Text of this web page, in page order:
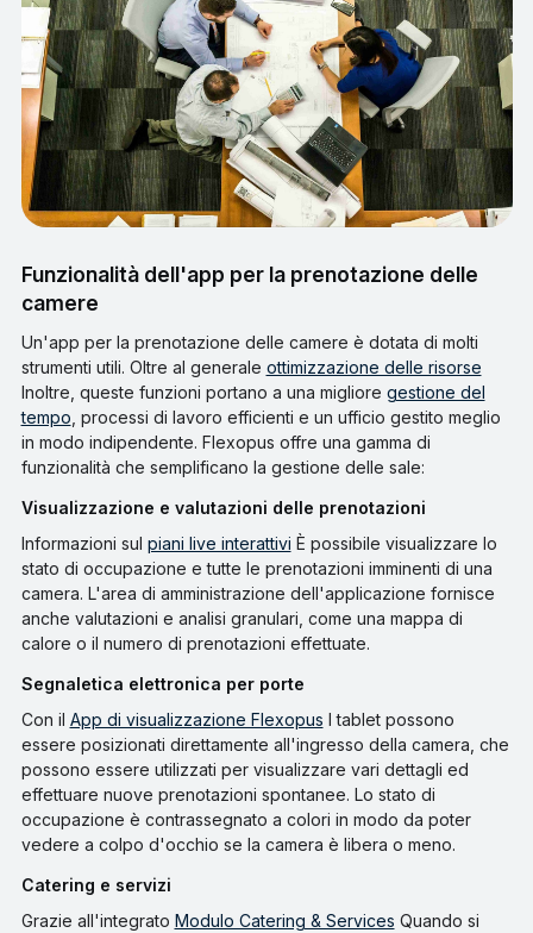
Funzionalità dell'app per la prenotazione delle
camere
Un'app per la prenotazione delle camere è dotata di molti
strumenti utili. Oltre al generale ottimizzazione delle risorse
Inoltre, queste funzioni portano a una migliore gestione del
tempo , processi di lavoro efficienti e un ufficio gestito meglio
in modo indipendente. Flexopus offre una gamma di
funzionalità che semplificano la gestione delle sale:
Visualizzazione e valutazioni delle prenotazioni
Informazioni sul piani live interattivi È possibile visualizzare lo
stato di occupazione e tutte le prenotazioni imminenti di una
camera. L'area di amministrazione dell'applicazione fornisce
anche valutazioni e analisi granulari, come una mappa di
calore o il numero di prenotazioni effettuate.
Segnaletica elettronica per porte
Con il App di visualizzazione Flexopus I tablet possono
essere posizionati direttamente all'ingresso della camera, che
possono essere utilizzati per visualizzare vari dettagli ed
effettuare nuove prenotazioni spontanee. Lo stato di
occupazione è contrassegnato a colori in modo da poter
vedere a colpo d'occhio se la camera è libera o meno.
Catering e servizi
Grazie all'integrato Modulo Catering & Services Quando si